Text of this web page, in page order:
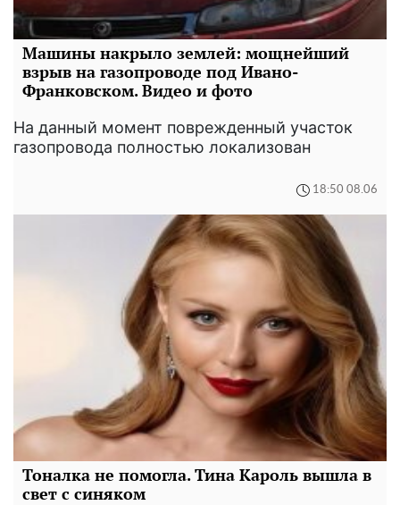
Машины накрыло землей: мощнейший
взрыв на газопроводе под Ивано-
Франковском. Видео и фото
На данный момент поврежденный участок
газопровода полностью локализован
18:50 08.06
Тоналка не помогла. Тина Кароль вышла в
свет с синяком